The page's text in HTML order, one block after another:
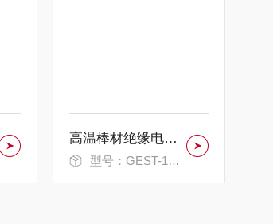
高温棒材绝缘电阻率测试仪
型号：GEST-121AT